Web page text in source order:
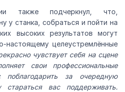
также подчеркнул, что,
у станка, собраться и пойти на
высоких результатов могут
настоящему целеустремлённые
чувствует себя на сцене
свои профессиональные
поблагодарить за очередную
вас поддерживать.